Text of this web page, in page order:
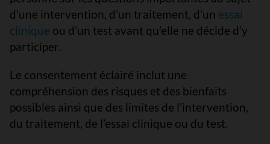
d’une intervention, d’un traitement, d’un essai
clinique ou d’un test avant qu’elle ne décide d’y
participer.
Le consentement éclairé inclut une
compréhension des risques et des bienfaits
possibles ainsi que des limites de l’intervention,
du traitement, de l’essai clinique ou du test.